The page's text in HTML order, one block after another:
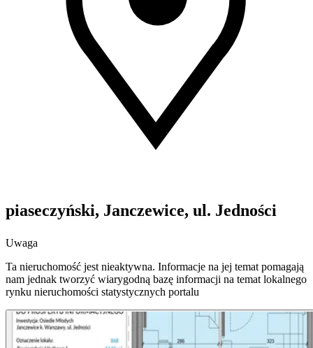
piaseczyński, Janczewice, ul. Jedności
Uwaga
Ta nieruchomość jest nieaktywna. Informacje na jej temat pomagają
nam jednak tworzyć wiarygodną bazę informacji na temat lokalnego
rynku nieruchomości statystycznych portalu